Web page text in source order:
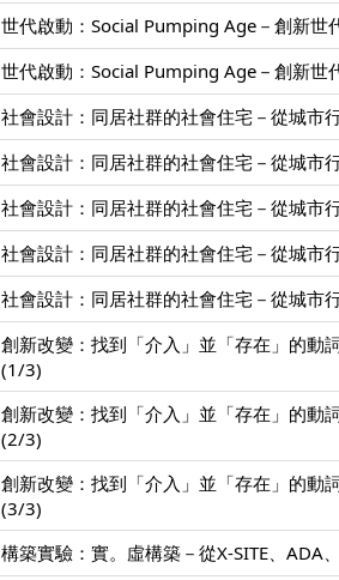
世代啟動：Social Pumping Age－創新世
世代啟動：Social Pumping Age－創新世
社會設計：同居社群的社會住宅－從城市
社會設計：同居社群的社會住宅－從城市
社會設計：同居社群的社會住宅－從城市
社會設計：同居社群的社會住宅－從城市
社會設計：同居社群的社會住宅－從城市
創新改變：找到「介入」並「存在」的動
(1/3)
創新改變：找到「介入」並「存在」的動
(2/3)
創新改變：找到「介入」並「存在」的動
(3/3)
構築實驗：實。虛構築－從X-SITE、ADA